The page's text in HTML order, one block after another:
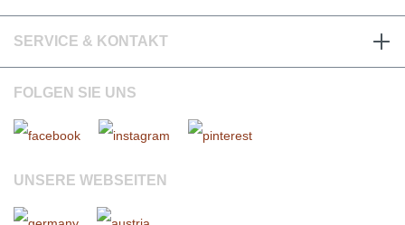
SERVICE & KONTAKT
FOLGEN SIE UNS
UNSERE WEBSEITEN